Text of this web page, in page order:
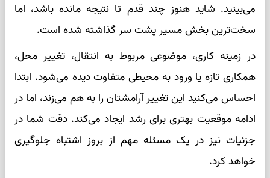
می‌بینید. شاید هنوز چند قدم تا نتیجه مانده باشد، اما
سخت‌ترین بخش مسیر پشت سر گذاشته شده است.
در زمینه کاری، موضوعی مربوط به انتقال، تغییر محل،
همکاری تازه یا ورود به محیطی متفاوت دیده می‌شود. ابتدا
احساس می‌کنید این تغییر آرامشتان را به هم می‌زند، اما در
ادامه موقعیت بهتری برای رشد ایجاد می‌کند. دقت شما در
جزئیات نیز در یک مسئله مهم از بروز اشتباه جلوگیری
خواهد کرد.